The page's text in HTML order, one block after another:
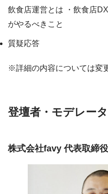
飲食店運営とは ・飲食店
がやるべきこと
質疑応答
※詳細の内容については変
登壇者・モデレー
株式会社favy 代表取締